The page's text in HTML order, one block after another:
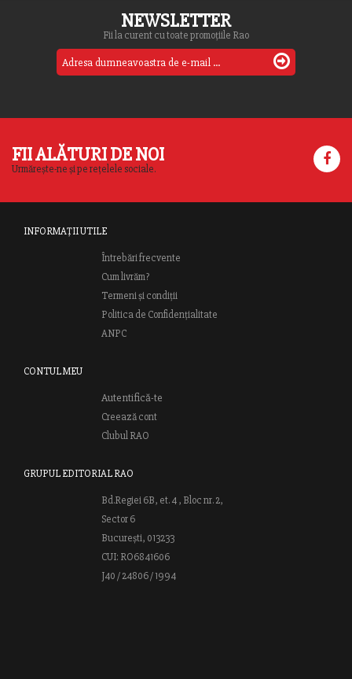
NEWSLETTER
Fii la curent cu toate promoțiile Rao
FII ALĂTURI DE NOI
Urmărește-ne și pe rețelele sociale.
INFORMAȚII UTILE
Întrebări frecvente
Cum livrăm?
Termeni și condiții
Politica de Confidențialitate
ANPC
CONTUL MEU
Autentifică-te
Creează cont
Clubul RAO
GRUPUL EDITORIAL RAO
Bd.Regiei 6B, et. 4 , Bloc nr. 2,
Sector 6
București, 013233
CUI: RO6841606
J40 / 24806 / 1994